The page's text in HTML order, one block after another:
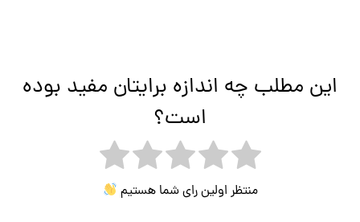
این مطلب چه اندازه برایتان مفید بوده
است؟
منتظر اولین رای شما هستیم